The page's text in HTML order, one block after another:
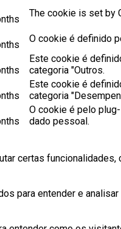
The cookie is set by
O cookie é definido
Este cookie é
categoria "Outros.
Este cookie é
categoria
O cookie é pelo
dado pessoal.
certas
para entender e